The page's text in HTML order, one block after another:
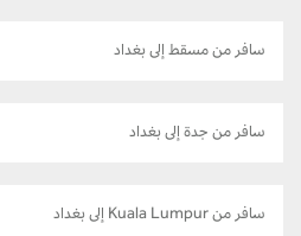
سافر من مسقط إلى بغداد
سافر من جدة إلى بغداد
سافر من Kuala Lumpur إلى بغداد